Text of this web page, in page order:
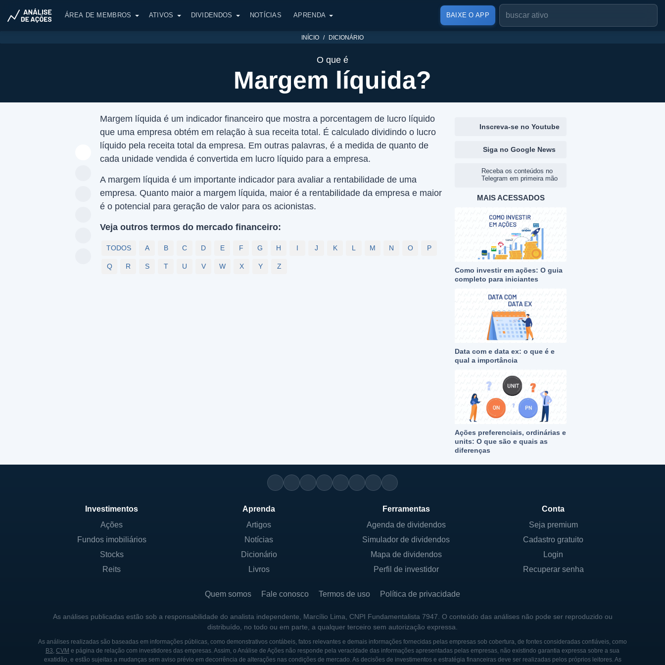
ÁREA DE MEMBROS ATIVOS DIVIDENDOS NOTÍCIAS APRENDA BAIXE O APP
INÍCIO DICIONÁRIO
O que é
Margem líquida?
Margem líquida é um indicador financeiro que mostra a porcentagem de lucro líquido
que uma empresa obtém em relação à sua receita total. É calculado dividindo o lucro
líquido pela receita total da empresa. Em outras palavras, é a medida de quanto de
cada unidade vendida é convertida em lucro líquido para a empresa.
A margem líquida é um importante indicador para avaliar a rentabilidade de uma
empresa. Quanto maior a margem líquida, maior é a rentabilidade da empresa e maior
é o potencial para geração de valor para os acionistas.
Veja outros termos do mercado financeiro:
TODOS A B C D E F G H I J K L M N O P
Q R S T U V W X Y Z
Inscreva-se no Youtube
Siga no Google News
Receba os conteúdos no
Telegram em primeira mão
MAIS ACESSADOS
Como investir em ações: O guia
completo para iniciantes
Data com e data ex: o que é e
qual a importância
Ações preferenciais, ordinárias e
units: O que são e quais as
diferenças
Investimentos
Ações
Fundos imobiliários
Stocks
Reits
Aprenda
Artigos
Notícias
Dicionário
Livros
Ferramentas
Agenda de dividendos
Simulador de dividendos
Mapa de dividendos
Perfil de investidor
Conta
Seja premium
Cadastro gratuito
Login
Recuperar senha
Quem somos Fale conosco Termos de uso Política de privacidade
As análises publicadas estão sob a responsabilidade do analista independente, Marcílio Lima, CNPI Fundamentalista 7947. O conteúdo das análises não pode ser reproduzido ou
distribuído, no todo ou em parte, a qualquer terceiro sem autorização expressa.
As análises realizadas são baseadas em informações públicas, como demonstrativos contábeis, fatos relevantes e demais informações fornecidas pelas empresas sob cobertura, de fontes consideradas confiáveis, como
B3, CVM e página de relação com investidores das empresas. Assim, o Análise de Ações não responde pela veracidade das informações apresentadas pelas empresas, não existindo garantia expressa sobre a sua
exatidão, e estão sujeitas a mudanças sem aviso prévio em decorrência de alterações nas condições de mercado. As decisões de investimentos e estratégia financeiras deve ser realizadas pelos próprios leitores. As